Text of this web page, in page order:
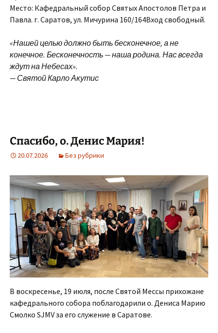
Место: Кафедральный собор Святых Апостолов Петра и
Павла. г. Саратов, ул. Мичурина 160/164Вход свободный.
«Нашей целью должно быть бесконечное, а не
конечное. Бесконечность — наша родина. Нас всегда
ждут на Небесах».
— Святой Карло Акутис
Спасибо, о. Денис Мария!
20.07.2026 Без рубрики
В воскресенье, 19 июля, после Святой Мессы прихожане
кафедрального собора поблагодарили о. Дениса Марию
Смолко SJMV за его служение в Саратове.